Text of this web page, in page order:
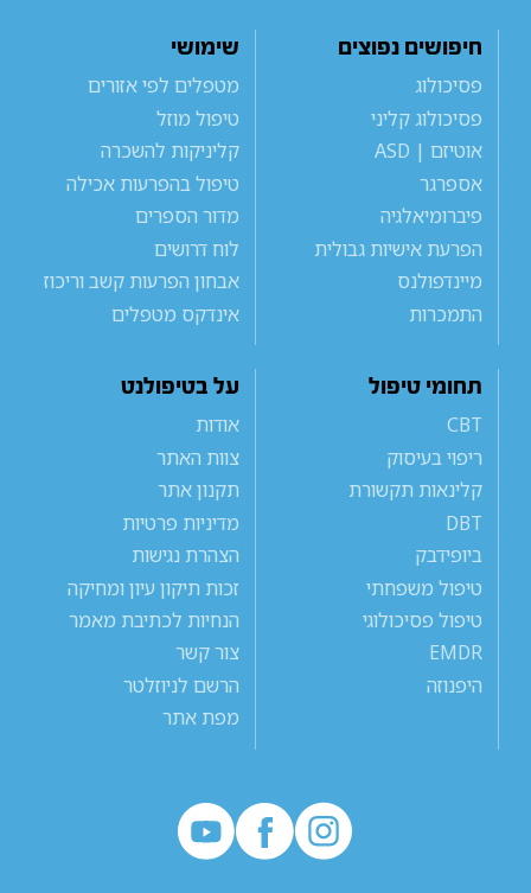
חיפושים נפוצים
פסיכולוג
פסיכולוג קליני
אוטיזם | ASD
אספרגר
פיברומיאלגיה
הפרעת אישיות גבולית
מיינדפולנס
התמכרות
שימושי
מטפלים לפי אזורים
טיפול מוזל
קליניקות להשכרה
טיפול בהפרעות אכילה
מדור הספרים
לוח דרושים
אבחון הפרעות קשב וריכוז
אינדקס מטפלים
תחומי טיפול
CBT
ריפוי בעיסוק
קלינאות תקשורת
DBT
ביופידבק
טיפול משפחתי
טיפול פסיכולוגי
EMDR
היפנוזה
על בטיפולנט
אודות
צוות האתר
תקנון אתר
מדיניות פרטיות
הצהרת נגישות
זכות תיקון עיון ומחיקה
הנחיות לכתיבת מאמר
צור קשר
הרשם לניוזלטר
מפת אתר